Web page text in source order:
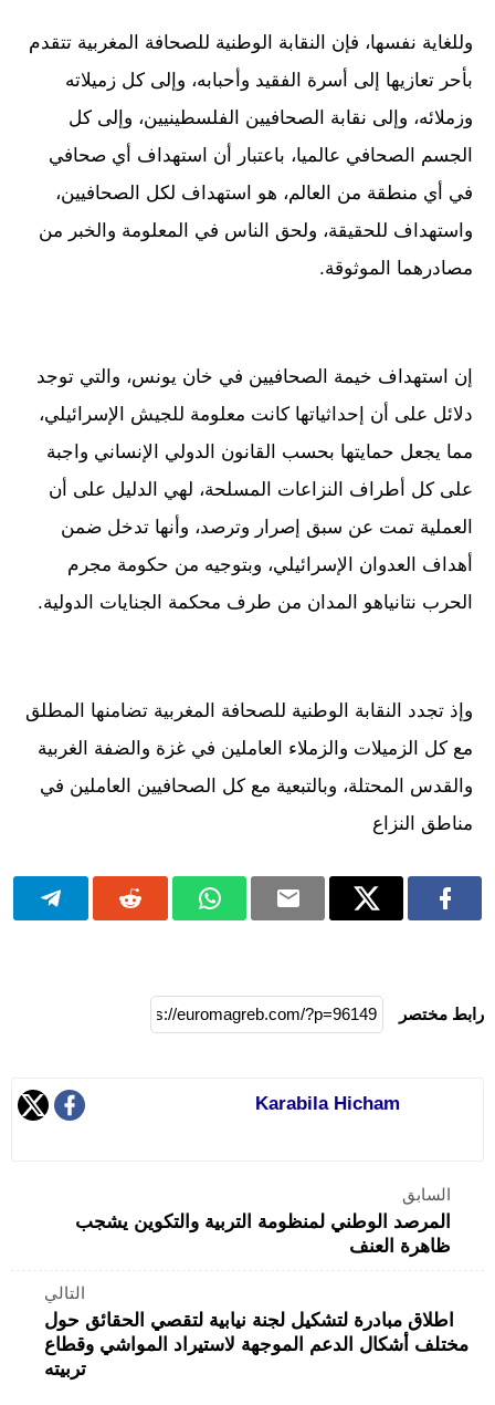
وللغاية نفسها، فإن النقابة الوطنية للصحافة المغربية تتقدم
بأحر تعازيها إلى أسرة الفقيد وأحبابه، وإلى كل زميلاته
وزملائه، وإلى نقابة الصحافيين الفلسطينيين، وإلى كل
الجسم الصحافي عالميا، باعتبار أن استهداف أي صحافي
في أي منطقة من العالم، هو استهداف لكل الصحافيين،
واستهداف للحقيقة، ولحق الناس في المعلومة والخبر من
مصادرهما الموثوقة.
إن استهداف خيمة الصحافيين في خان يونس، والتي توجد
دلائل على أن إحداثياتها كانت معلومة للجيش الإسرائيلي،
مما يجعل حمايتها بحسب القانون الدولي الإنساني واجبة
على كل أطراف النزاعات المسلحة، لهي الدليل على أن
العملية تمت عن سبق إصرار وترصد، وأنها تدخل ضمن
أهداف العدوان الإسرائيلي، وبتوجيه من حكومة مجرم
الحرب نتانياهو المدان من طرف محكمة الجنايات الدولية.
وإذ تجدد النقابة الوطنية للصحافة المغربية تضامنها المطلق
مع كل الزميلات والزملاء العاملين في غزة والضفة الغربية
والقدس المحتلة، وبالتبعية مع كل الصحافيين العاملين في
مناطق النزاع
رابط مختصر
Karabila Hicham
السابق
المرصد الوطني لمنظومة التربية والتكوين يشجب
ظاهرة العنف
التالي
اطلاق مبادرة لتشكيل لجنة نيابية لتقصي الحقائق حول
مختلف أشكال الدعم الموجهة لاستيراد المواشي وقطاع
تربيته